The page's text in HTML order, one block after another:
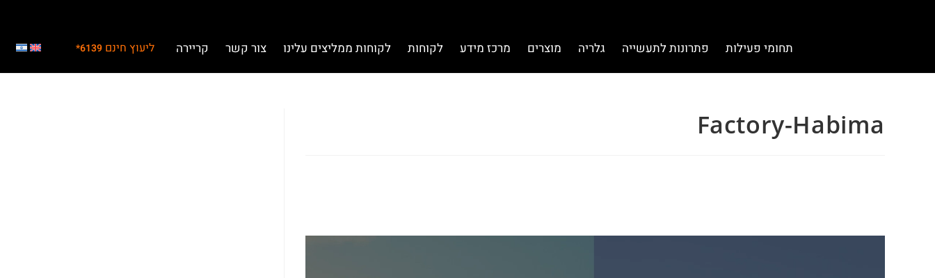
תחומי פעילות פתרונות לתעשייה גלריה מוצרים מרכז מידע לקוחות לקוחות ממליצים עלינו צור קשר קריירה ליעוץ חינם6139*
Factory-Habima